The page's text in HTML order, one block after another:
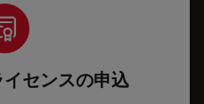
センスの申込